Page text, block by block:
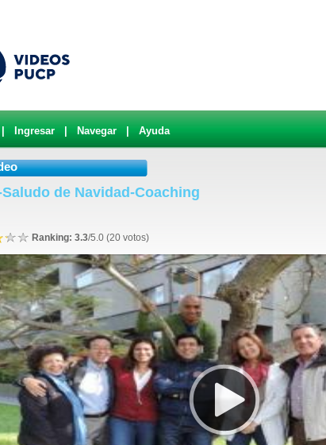
Ingresar Navegar Ayuda
Saludo de Navidad-Coaching
Ranking: 3.3/5.0 (20 votos)